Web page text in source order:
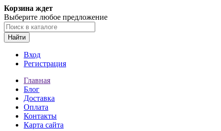
Корзина ждет
Выберите любое предложение
Найти
Вход
Регистрация
Главная
Блог
Доставка
Оплата
Контакты
Карта сайта